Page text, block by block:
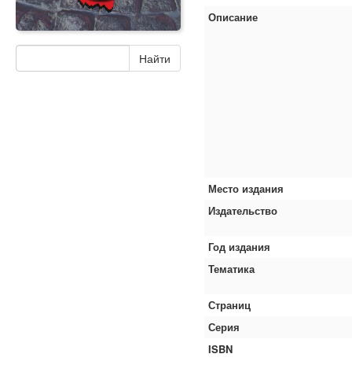
Описание
Место издания
Издательство
Год издания
Тематика
Страниц
Серия
ISBN